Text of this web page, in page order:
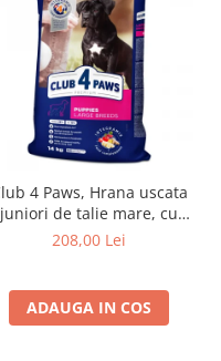
4 Paws, Hrana uscata
juniori de talie mare, cu
pui, 14kg
208,00 Lei
ADAUGA IN COS